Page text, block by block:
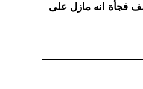
فجأة انه مازل على